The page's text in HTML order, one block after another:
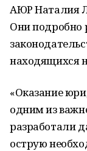
АЮР Наталия
Они подробно
находящихся
«Оказание
одним из
разработали
острую